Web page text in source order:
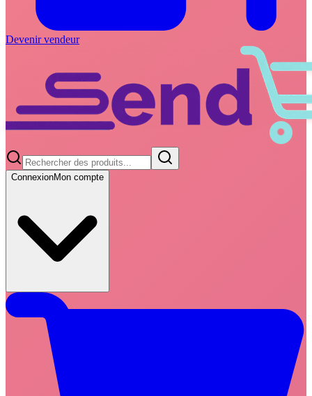
Devenir vendeur
ConnexionMon compte